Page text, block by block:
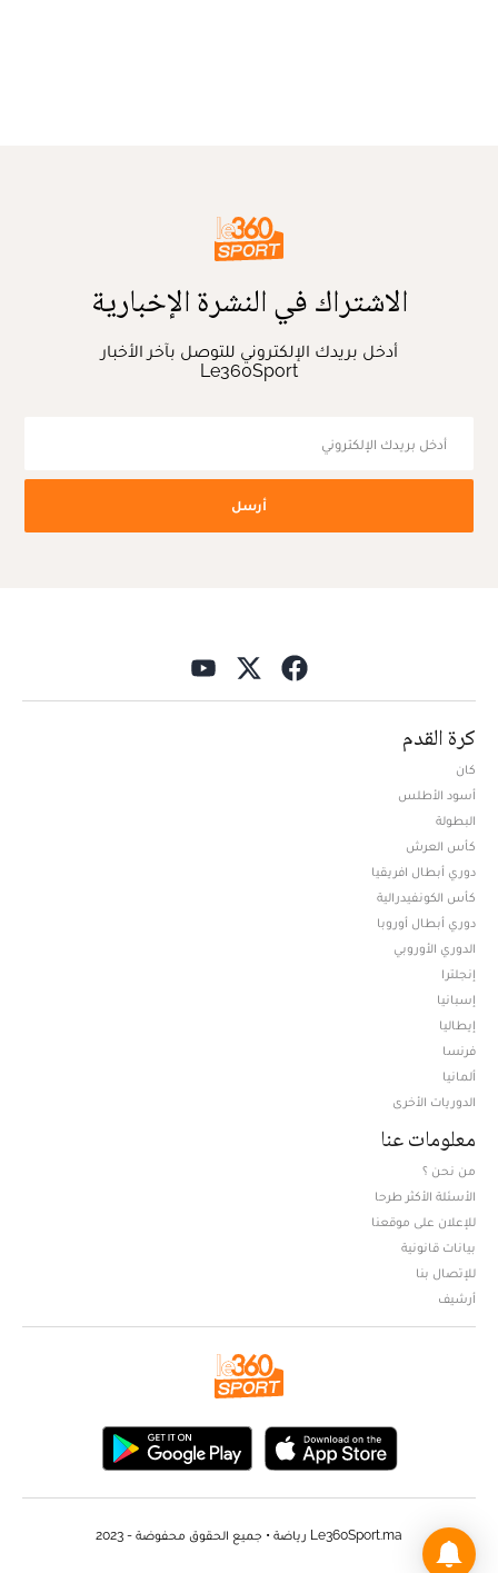
الاشتراك في النشرة الإخبارية
أدخل بريدك الإلكتروني للتوصل بآخر الأخبار
Le360Sport
أرسل
كرة القدم
كان
أسود الأطلس
البطولة
كأس العرش
دوري أبطال افريقيا
كأس الكونفيدرالية
دوري أبطال أوروبا
الدوري الأوروبي
إنجلترا
إسبانيا
إيطاليا
فرنسا
ألمانيا
الدوريات الأخرى
معلومات عنا
من نحن ؟
الأسئلة الأكثر طرحا
للإعلان على موقعنا
بيانات قانونية
للإتصال بنا
أرشيف
Le360Sport.ma رياضة • جميع الحقوق محفوضة - 2023